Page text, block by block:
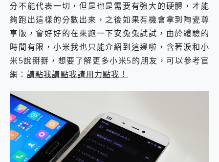
分不能代表一切，但是也是需要有強大的硬體，才能
夠跑出這樣的分數出來，之後如果有機會拿到陶瓷尊
享版，會好好的在來跑一下安兔兔試試，由於體驗的
時間有限，小米我也只能介紹到這邊啦，含著淚和小
米5說掰掰，想要了解更多小米5的朋友，可以參考官
網： 請點我請點我請用力點我！